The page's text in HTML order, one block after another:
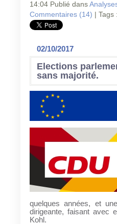
14:04 Publié dans
Commentaires (14) | Tags :
02/10/2017
Elections
sans majorité.
quelques années, et
dirigeante, faisant avec
Kohl.